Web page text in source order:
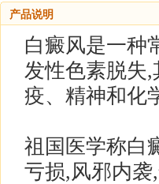
产品说明
白癜风是一种
发性色素脱失
疫、精神和化
祖国医学称白
亏损,风邪内